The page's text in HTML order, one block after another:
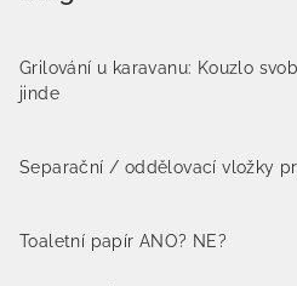
Grilování u karavanu: Kouzlo
jinde
Separační / oddělovací vložky
Toaletní papír ANO? NE?